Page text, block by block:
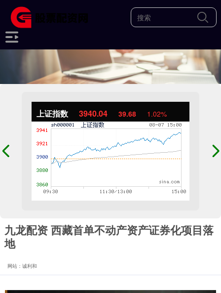
上证指数 3940.04 39.68 1.02%
九龙配资 西藏首单不动产资产证券化项目落
地
网站：诚利和